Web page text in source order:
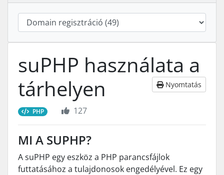
suPHP használata a
tárhelyen
Nyomtatás
PHP 127
MI A SUPHP?
A suPHP egy eszköz a PHP parancsfájlok
futtatásához a tulajdonosok engedélyével. Ez egy